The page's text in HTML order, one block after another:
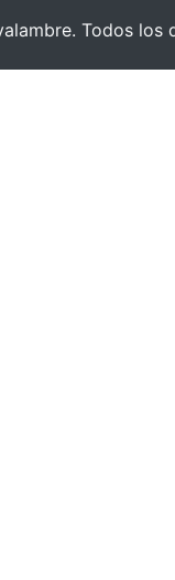
Todos los